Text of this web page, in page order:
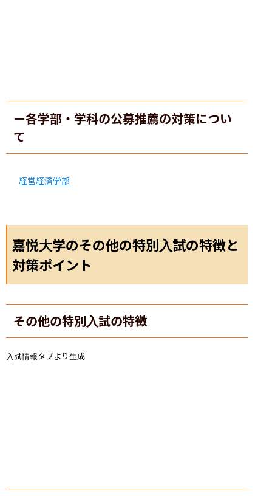
ー各学部・学科の公募推薦の対策につい
て
経営経済学部
嘉悦大学のその他の特別入試の特徴と
対策ポイント
その他の特別入試の特徴
入試情報タブより生成